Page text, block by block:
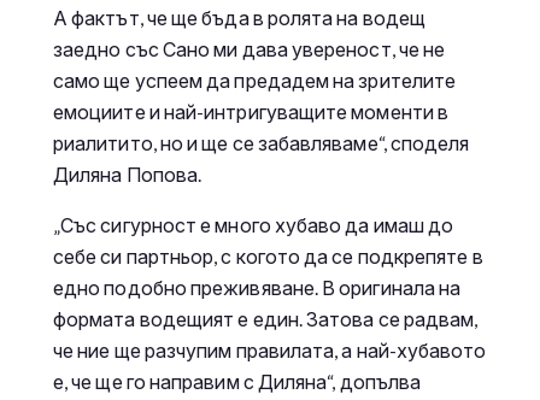
А фактът, че ще бъда в ролята на водещ
заедно със Сано ми дава увереност, че не
само ще успеем да предадем на зрителите
емоциите и най-интригуващите моменти в
риалитито, но и ще се забавляваме“, споделя
Диляна Попова.
„Със сигурност е много хубаво да имаш до
себе си партньор, с когото да се подкрепяте в
едно подобно преживяване. В оригинала на
формата водещият е един. Затова се радвам,
че ние ще разчупим правилата, а най-хубавото
е, че ще го направим с Диляна“, допълва